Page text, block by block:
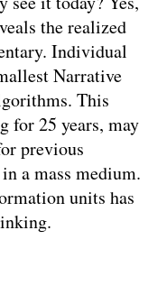
the realized
Individual
Narrative
This
for 25 years, may
previous
a mass medium.
units has